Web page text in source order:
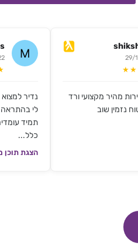
29/
מהיר מקצועי ורד
נזמין שוב
נדיר
לי בהתראה
תמיד
כלל...
הצגת תוכן